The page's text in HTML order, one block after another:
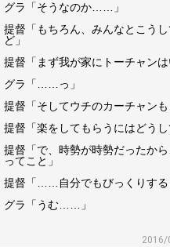
グラ「そうなのか……」
提督「もちろん、みんなとこう
ど」
提督「まず我が家にトーチャンは
グラ「……っ」
提督「そしてウチのカーチャン
提督「楽をしてもらうにはどう
提督「で、時勢が時勢だったか
ってこと」
提督「……自分でもびっくりする
グラ「うむ……」
2016/